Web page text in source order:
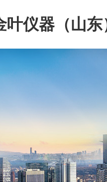
叶仪器（山